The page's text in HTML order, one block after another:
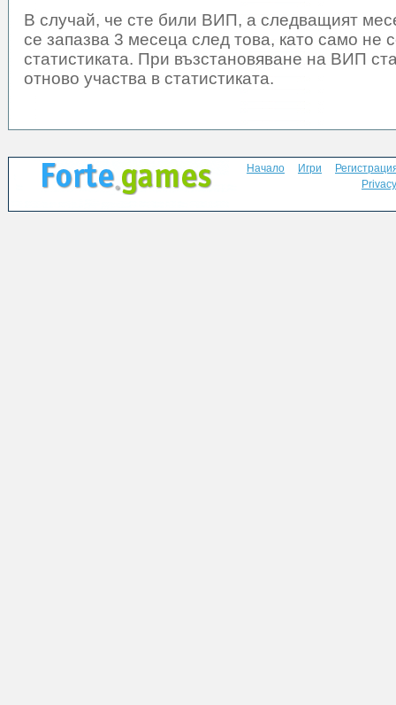
В случай, че сте били ВИП, а следващият
се запазва 3 месеца след това, като само не
статистиката. При възстановяване на ВИП
отново участва в статистиката.
Начало Игри